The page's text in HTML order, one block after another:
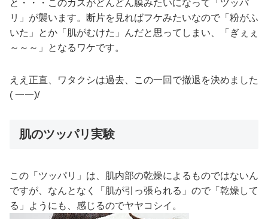
と・・・このカスがどんどん膜みたいになって「ツッパ
リ」が襲います。断片を見ればフケみたいなので「粉がふ
いた」とか「肌がむけた」んだと思ってしまい、「ぎぇぇ
～～～」となるワケです。
ええ正直、ワタクシは過去、この一回で撤退を決めました
( 一一)/
肌のツッパリ実験
この「ツッパリ」は、肌内部の乾燥によるものではないん
ですが、なんとなく「肌が引っ張られる」ので「乾燥して
る」ようにも、感じるのでヤヤコシイ。